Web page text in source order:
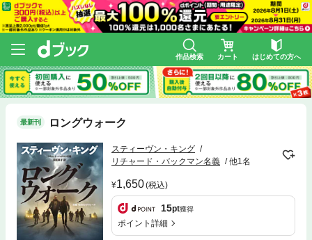
作品検索 カート はじめての方へ
最新刊 ロングウォーク
スティーヴン・キング
リチャード・バックマン名義
他1名
1,650(税込)
15pt獲得
ポイント詳細